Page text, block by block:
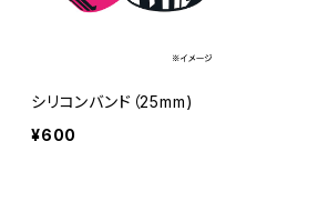
シリコンバンド（25mm)
¥600